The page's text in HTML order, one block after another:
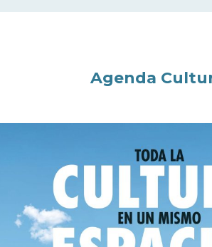
Agenda